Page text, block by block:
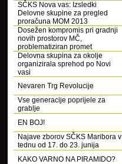
SČKS Nova vas: Izsledki
Delovne skupine za pregled
proračuna MOM 2013
Dosežen kompromis pri gradnji
novih prostorov MČ,
problematiziran promet
Delovna skupina za okolje
organizirala sprehod po Novi
vasi
Nevaren Trg Revolucije
Vse generacije poprijele za
grablje
EN BOJ!
Najave zborov SČKS Maribora v
tednu od 17. do 23. junija
KAKO VARNO NA PIRAMIDO?